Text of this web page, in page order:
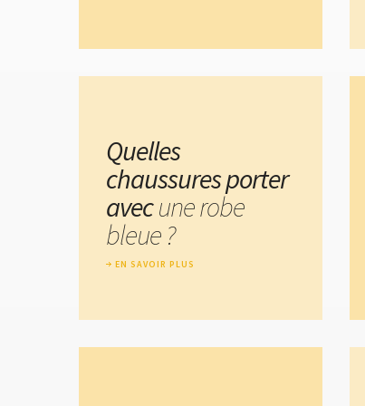
Quelles
chaussures porter
avecune robe
bleue ?
EN SAVOIR PLUS